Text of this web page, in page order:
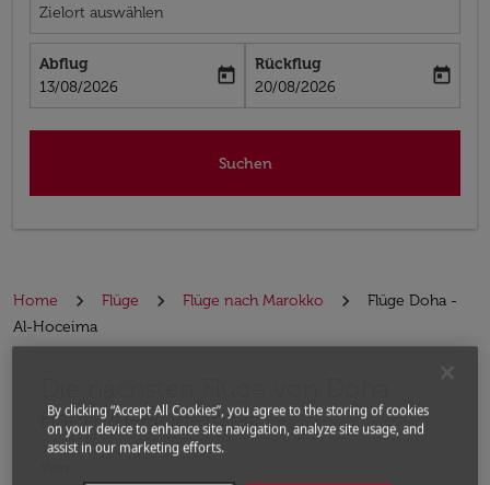
Zielort auswählen
Abflug
fc-booking-departure-date-aria-label
13/08/2026
today
Rückflug
fc-booking-return-date-aria-label
20/08/2026
today
Suchen
Home Flüge Flüge nach Marokko
Flüge Doha -
Al-Hoceima
nach Al-Hoceima
By clicking “Accept All Cookies”, you agree to the storing of cookies
on your device to enhance site navigation, analyze site usage, and
assist in our marketing efforts.